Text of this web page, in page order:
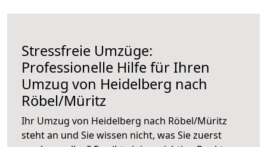
Stressfreie Umzüge:
Professionelle Hilfe für Ihren
Umzug von Heidelberg nach
Röbel/Müritz
Ihr Umzug von Heidelberg nach Röbel/Müritz
steht an und Sie wissen nicht, was Sie zuerst